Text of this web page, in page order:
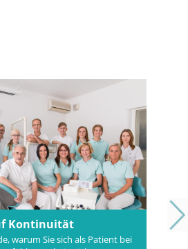
Kontinuität
warum Sie sich als Patient bei